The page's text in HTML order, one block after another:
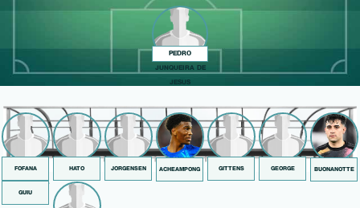
PEDRO
JUNQUEIRA DE
JESUS
FOFANA HATO JORGENSEN ACHEAMPONG GITTENS GEORGE BUONANOTTE
GUIU